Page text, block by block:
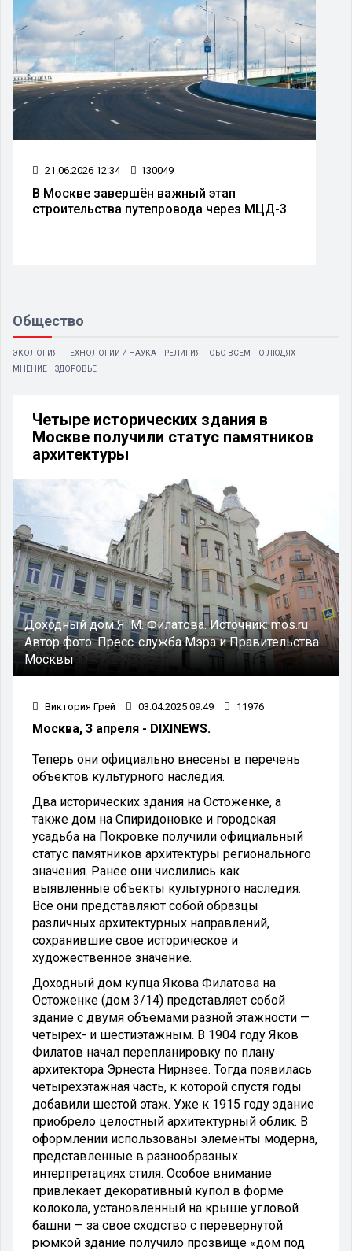
21.06.2026 12:34 130049
В Москве завершён важный этап
строительства путепровода через МЦД-3
Общество
ЭКОЛОГИЯ ТЕХНОЛОГИИ И НАУКА РЕЛИГИЯ ОБО ВСЕМ
О ЛЮДЯХ
МНЕНИЕ
ЗДОРОВЬЕ
Четыре исторических здания в
Москве получили статус памятников
архитектуры
Доходный дом Я. М. Филатова.Источник:mos.ru
Автор фото:Пресс-служба Мэра и Правительства
Москвы
Виктория Грей 03.04.2025 09:49 11976
Москва, 3 апреля - DIXINEWS.
Теперь они официально внесены в перечень
объектов культурного наследия.
Два исторических здания на Остоженке, а
также дом на Спиридоновке и городская
усадьба на Покровке получили официальный
статус памятников архитектуры регионального
значения. Ранее они числились как
выявленные объекты культурного наследия.
Все они представляют собой образцы
различных архитектурных направлений,
сохранившие свое историческое и
художественное значение.
Доходный дом купца Якова Филатова на
Остоженке (дом 3/14) представляет собой
здание с двумя объемами разной этажности —
четырех- и шестиэтажным. В 1904 году Яков
Филатов начал перепланировку по плану
архитектора Эрнеста Нирнзее. Тогда появилась
четырехэтажная часть, к которой спустя годы
добавили шестой этаж. Уже к 1915 году здание
приобрело целостный архитектурный облик. В
оформлении использованы элементы модерна,
представленные в разнообразных
интерпретациях стиля. Особое внимание
привлекает декоративный купол в форме
колокола, установленный на крыше угловой
башни — за свое сходство с перевернутой
рюмкой здание получило прозвище «дом под